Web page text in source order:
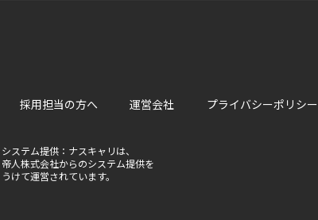
採用担当の方へ 運営会社 プライバシーポリシー
システム提供：ナスキャリは、
帝人株式会社からのシステム提供を
うけて運営されています。